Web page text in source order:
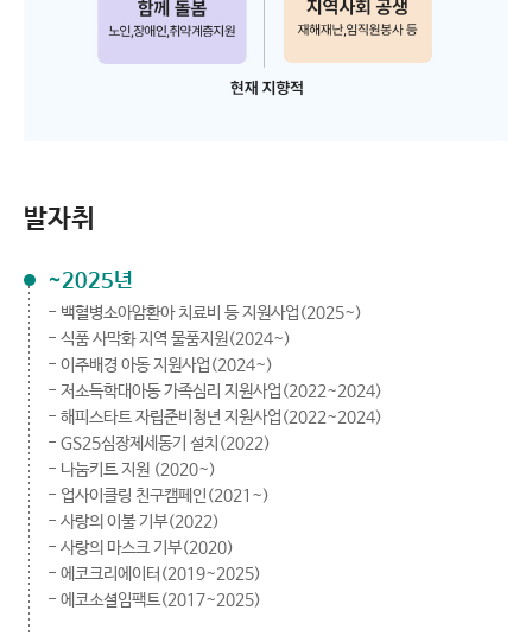
발자취
~2025년
- 백혈병소아암환아 치료비 등 지원사업(2025~)
- 식품 사막화 지역 물품지원(2024~)
- 이주배경 아동 지원사업(2024~)
- 저소득학대아동 가족심리 지원사업(2022~2024)
- 해피스타트 자립준비청년 지원사업(2022~2024)
- GS25심장제세동기 설치(2022)
- 나눔키트 지원 (2020~)
- 업사이클링 친구캠페인(2021~)
- 사랑의 이불 기부(2022)
- 사랑의 마스크 기부(2020)
- 에코크리에이터(2019~2025)
- 에코소셜임팩트(2017~2025)